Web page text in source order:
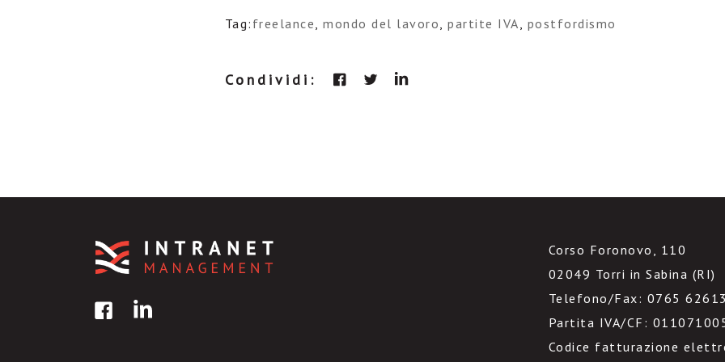
Tag: freelance,mondo del lavoro,partite IVA, postfordismo
Condividi:
Corso Foronovo, 110
02049 Torri in Sabina (RI)
Telefono/Fax: 0765 62613
Partita IVA/CF:
Codice fatturazione